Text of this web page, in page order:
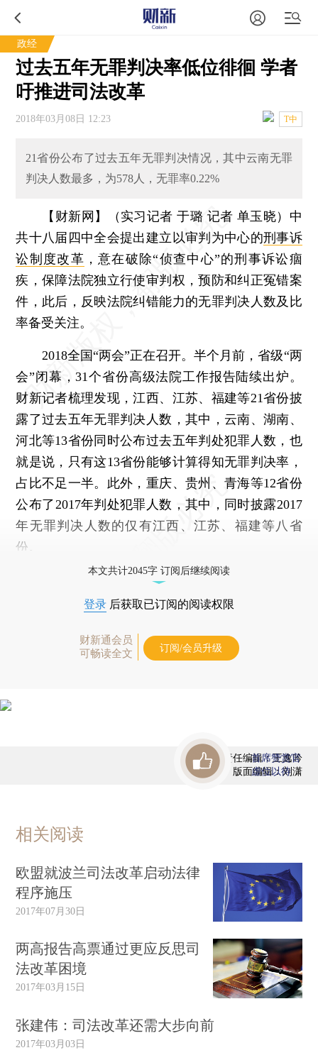
政经
过去五年无罪判决率低位徘徊 学者
吁推进司法改革
2018年03月08日 12:23 T中
21省份公布了过去五年无罪判决情况，其中云南无罪
判决人数最多，为578人，无罪率0.22%
【财新网】（实习记者 于璐 记者 单玉晓） 中
共十八届四中全会提出建立以审判为中心的刑事诉
讼制度改革 ，意在破除“侦查中心”的刑事诉讼痼
疾，保障法院独立行使审判权，预防和纠正冤错案
件，此后，反映法院纠错能力的无罪判决人数及比
率备受关注。
2018全国“两会”正在召开。半个月前，省级“两
会”闭幕，31个省份高级法院工作报告陆续出炉。
财新记者梳理发现，江西、江苏、福建等21省份披
露了过去五年无罪判决人数，其中，云南、湖南、
河北等13省份同时公布过去五年判处犯罪人数，也
就是说，只有这13省份能够计算得知无罪判决率，
占比不足一半。此外，重庆、贵州、青海等12省份
公布了2017年判处犯罪人数，其中，同时披露2017
年无罪判决人数的仅有江西、江苏、福建等八省
份。
本文共计2045字 订阅后继续阅读
登录 后获取已订阅的阅读权限
财新通会员
可畅读全文
订阅/会员升级
责任编辑：王逸吟
版面编辑：刘潇
首席赞赏官
虚位以待
相关阅读
欧盟就波兰司法改革启动法律
程序施压
2017年07月30日
两高报告高票通过更应反思司
法改革困境
2017年03月15日
张建伟：司法改革还需大步向前
2017年03月03日